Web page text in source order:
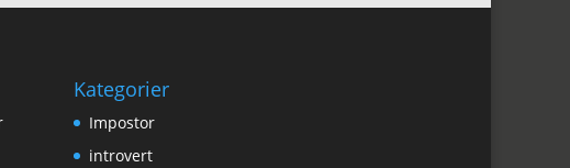
Kategorier
Impostor
introvert